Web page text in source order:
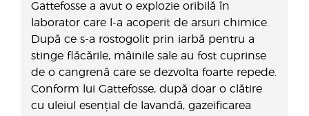
Gattefosse a avut o explozie oribilă în
laborator care l-a acoperit de arsuri chimice.
După ce s-a rostogolit prin iarbă pentru a
stinge flăcările, mâinile sale au fost cuprinse
de o cangrenă care se dezvolta foarte repede.
Conform lui Gattefosse, după doar o clătire
cu uleiul esențial de lavandă, gazeificarea